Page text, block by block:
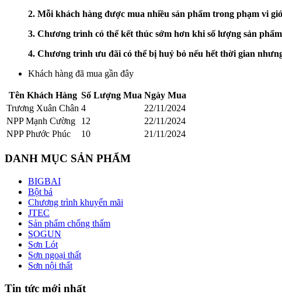
2. Mỗi khách hàng được mua nhiều sản phẩm trong phạm vi
3. Chương trình có thể kết thúc sớm hơn khi số lượng sản
4. Chương trình ưu đãi có thể bị huỷ bỏ nếu hết thời gian
Khách hàng đã mua gần đây
Tên Khách Hàng Số Lượng Mua Ngày Mua
Trương Xuân Chân 4
22/11/2024
NPP Mạnh Cường
12
22/11/2024
NPP Phước Phúc
10 21/11/2024
DANH MỤC SẢN PHẨM
BIGBAI
Bột bả
Chương trình khuyến mãi
JTEC
Sản phẩm chống thấm
SOGUN
Sơn Lót
Sơn ngoại thất
Sơn nội thất
Tin tức mới nhất